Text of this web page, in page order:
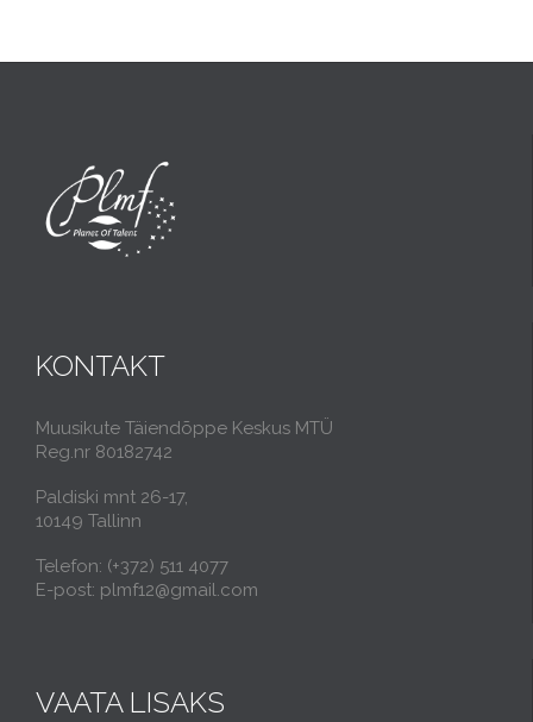
KONTAKT
Muusikute Täiendõppe Keskus MTÜ
Reg.nr 80182742
Paldiski mnt 26-17,
10149 Tallinn
Telefon: (+372) 511 4077
E-post: plmf12@gmail.com
VAATA LISAKS